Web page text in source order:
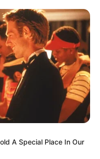
Who Pursued
A Special Place In Our